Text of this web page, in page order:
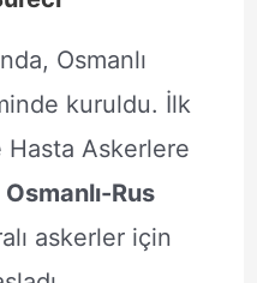
Osmanlı
kuruldu. İlk
Hasta Askerlere
Osmanlı-Rus
askerler için